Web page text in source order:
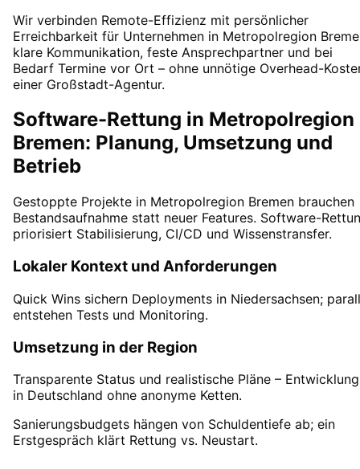
Wir verbinden Remote-Effizienz mit persönlicher
Erreichbarkeit für Unternehmen in Metropolregion
klare Kommunikation, feste Ansprechpartner und bei
Bedarf Termine vor Ort – ohne unnötige Overhead-
einer Großstadt-Agentur.
Software-Rettung in Metropolregion
Bremen: Planung, Umsetzung und
Betrieb
Gestoppte Projekte in Metropolregion Bremen brauchen
Bestandsaufnahme statt neuer Features. Software-
priorisiert Stabilisierung, CI/CD und Wissenstransfer.
Lokaler Kontext und Anforderungen
Quick Wins sichern Deployments in Niedersachsen;
entstehen Tests und Monitoring.
Umsetzung in der Region
Transparente Status und realistische Pläne – Entwicklung
in Deutschland ohne anonyme Ketten.
Sanierungsbudgets hängen von Schuldentiefe ab; ein
Erstgespräch klärt Rettung vs. Neustart.